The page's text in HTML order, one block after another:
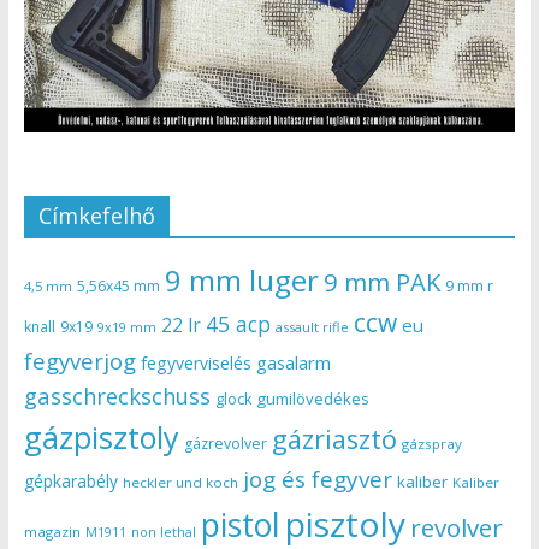
Címkefelhő
4,5 mm 5,56x45 mm 9 mm luger9 mm PAK 9 mm r
knall 9x19 9x19 mm 22 lr 45 acp assault rifle ccw eu
fegyverjog fegyverviselés gasalarm
gasschreckschuss glock gumilövedékes
gázpisztoly gázrevolver gázriasztó gázspray
gépkarabély heckler und koch jog és fegyver kaliber Kaliber
magazin M1911 non lethal pistol pisztoly revolver